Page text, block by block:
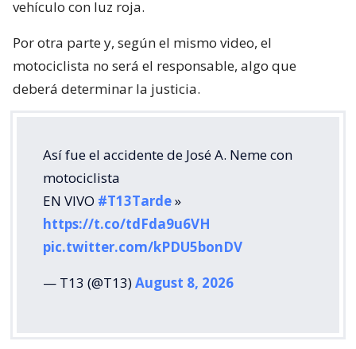
vehículo con luz roja.
Por otra parte y, según el mismo video, el
motociclista no será el responsable, algo que
deberá determinar la justicia.
Así fue el accidente de José A. Neme con
motociclista
EN VIVO #T13Tarde»
https://t.co/tdFda9u6VH
pic.twitter.com/kPDU5bonDV
— T13 (@T13)August 8, 2026